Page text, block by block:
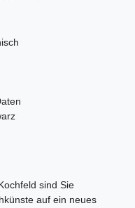
sind Sie
auf ein neues